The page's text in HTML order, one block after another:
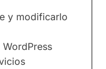
y modificarlo